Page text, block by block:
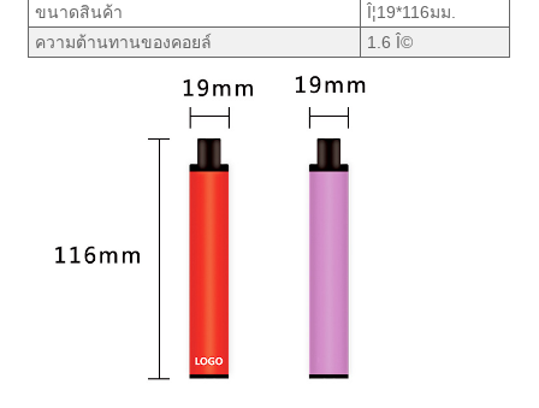
ขนาดสินค้า
Î¦19*116มม.
ความต้านทานของคอยล์
1.6 Î©